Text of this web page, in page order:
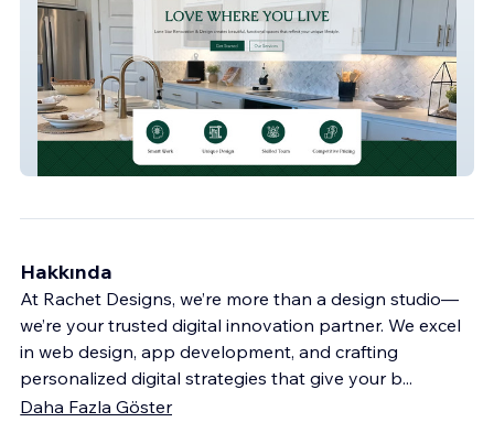
Lone Star Renovatio
Hakkında
At Rachet Designs, we’re more than a design studio—
we’re your trusted digital innovation partner. We excel
in web design, app development, and crafting
personalized digital strategies that give your b...
Daha Fazla Göster